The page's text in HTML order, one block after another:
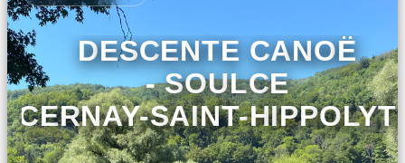
DESCENTE CANOË
- SOULCE
CERNAY-SAINT-